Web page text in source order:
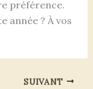
préférence.
année ? À vos
SUIVANT